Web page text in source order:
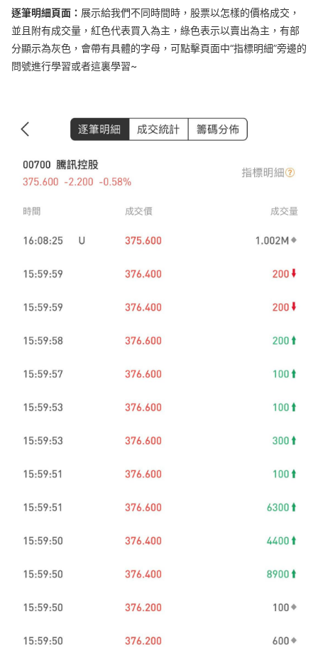
逐筆明細頁面： 展示給我們不同時間時，股票以怎樣的價格成交，
並且附有成交量，紅色代表買入為主，綠色表示以賣出為主，有部
分顯示為灰色，會帶有具體的字母，可點擊頁面中“指標明細”旁邊的
問號進行學習或者這裏學習~